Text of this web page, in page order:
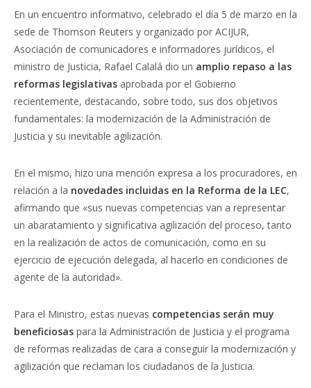
En un encuentro informativo, celebrado el día 5 de marzo en la
sede de Thomson Reuters y organizado por ACIJUR,
Asociación de comunicadores e informadores jurídicos, el
ministro de Justicia, Rafael Calalá dio un amplio repaso a las
reformas legislativas aprobada por el Gobierno
recientemente, destacando, sobre todo, sus dos objetivos
fundamentales: la modernización de la Administración de
Justicia y su inevitable agilización.
En el mismo, hizo una mención expresa a los procuradores, en
relación a la novedades incluidas en la Reforma de la LEC,
afirmando que «sus nuevas competencias van a representar
un abaratamiento y significativa agilización del proceso, tanto
en la realización de actos de comunicación, como en su
ejercicio de ejecución delegada, al hacerlo en condiciones de
agente de la autoridad».
Para el Ministro, estas nuevas competencias serán muy
beneficiosas para la Administración de Justicia y el programa
de reformas realizadas de cara a conseguir la modernización y
agilización que reclaman los ciudadanos de la Justicia.